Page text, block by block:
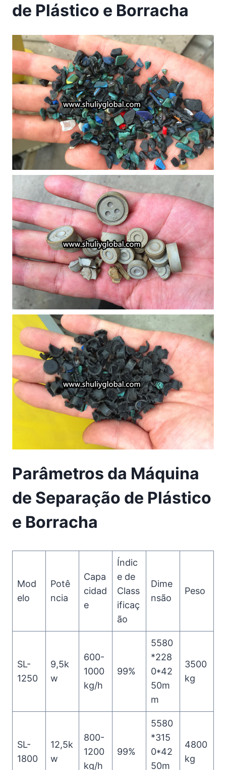
de Plástico e Borracha
Parâmetros da Máquina
de Separação de Plástico
e Borracha
Mod
elo
Potê
ncia
Capa
cidad
e
Índic
e de
Class
ificaç
ão
Dime
nsão
Peso
SL-
1250
9,5k
w
600-
1000
kg/h
99%
5580
*228
0*42
50m
m
3500
kg
SL-
1800
12,5k
w
800-
1200
kg/h
99%
5580
*315
0*42
50m
4800
kg